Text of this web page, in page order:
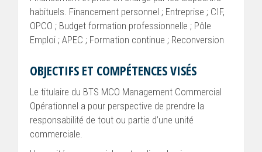
habituels. Financement personnel ; Entreprise ; CIF,
OPCO ; Budget formation professionnelle ; Pôle
Emploi ; APEC ; Formation continue ; Reconversion
OBJECTIFS ET COMPÉTENCES VISÉS
Le titulaire du BTS MCO Management Commercial
Opérationnel a pour perspective de prendre la
responsabilité de tout ou partie d’une unité
commerciale.